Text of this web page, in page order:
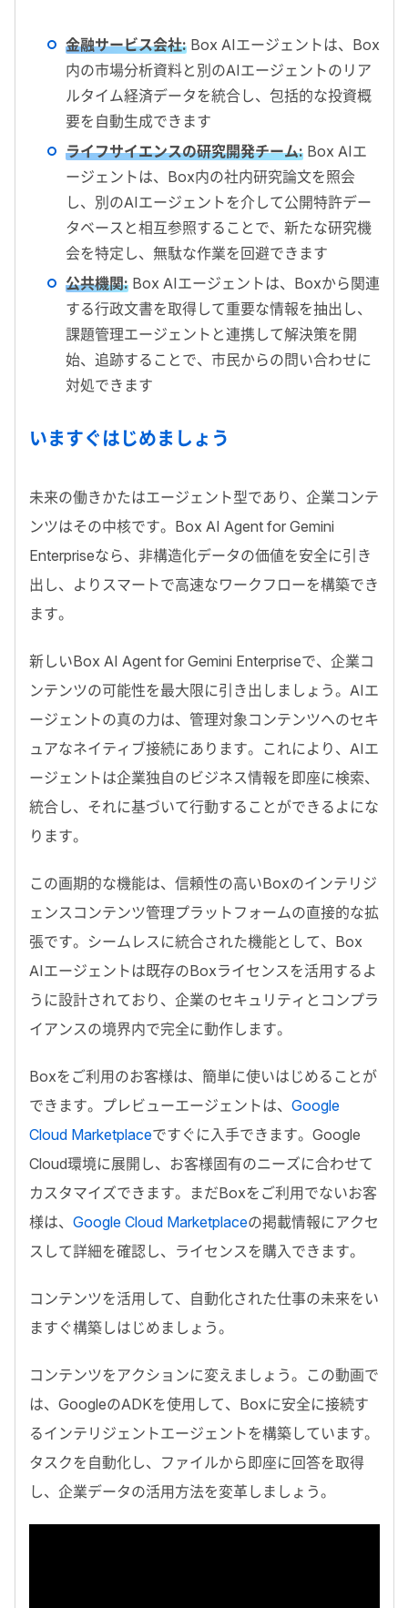
金融サービス会社: Box AIエージェントは、 Box
内の市場分析資料と別のAIエージェントのリア
ルタイム経済データを統合し、包括的な投資概
要を自動生成できます
ライフサイエンスの研究開発チーム: Box AIエ
ージェントは、 Box内の社内研究論文を照会
し、別のAIエージェントを介して公開特許デー
タベースと相互参照することで、新たな研究機
会を特定し、無駄な作業を回避できます
公共機関: Box AIエージェントは、 Boxから関連
する行政文書を取得して重要な情報を抽出し、
課題管理エージェントと連携して解決策を開
始、追跡することで、市民からの問い合わせに
対処できます
いますぐはじめましょう
未来の働きかたはエージェント型であり、企業コンテ
ンツはその中核です。 Box AI Agent for Gemini
Enterpriseなら、非構造化データの価値を安全に引き
出し、よりスマートで高速なワークフローを構築でき
ます。
新しいBox AI Agent for Gemini Enterpriseで、企業コ
ンテンツの可能性を最大限に引き出しましょう。 AIエ
ージェントの真の力は、管理対象コンテンツへのセキ
ュアなネイティブ接続にあります。これにより、 AIエ
ージェントは企業独自のビジネス情報を即座に検索、
統合し、それに基づいて行動することができるよにな
ります。
この画期的な機能は、信頼性の高いBoxのインテリジ
ェンスコンテンツ管理プラットフォームの直接的な拡
張です。シームレスに統合された機能として、 Box
AIエージェントは既存のBoxライセンスを活用するよ
うに設計されており、企業のセキュリティとコンプラ
イアンスの境界内で完全に動作します。
Boxをご利用のお客様は、簡単に使いはじめることが
できます。プレビューエージェントは、 Google
Cloud Marketplaceですぐに入手できます。 Google
Cloud環境に展開し、お客様固有のニーズに合わせて
カスタマイズできます。まだBoxをご利用でないお客
様は、 Google Cloud Marketplaceの掲載情報にアクセ
スして詳細を確認し、ライセンスを購入できます。
コンテンツを活用して、自動化された仕事の未来をい
ますぐ構築しはじめましょう。
コンテンツをアクションに変えましょう。この動画で
は、 GoogleのADKを使用して、 Boxに安全に接続す
るインテリジェントエージェントを構築しています。
タスクを自動化し、ファイルから即座に回答を取得
し、企業データの活用方法を変革しましょう。